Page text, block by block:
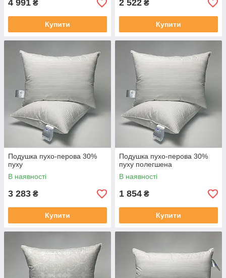
4 991 ₴
Купити
2 522 ₴
Купити
Подушка пухо-перова 30%
пуху
В наявності
3 283 ₴
Купити
Подушка пухо-перова 30%
пуху полегшена
В наявності
1 854 ₴
Купити